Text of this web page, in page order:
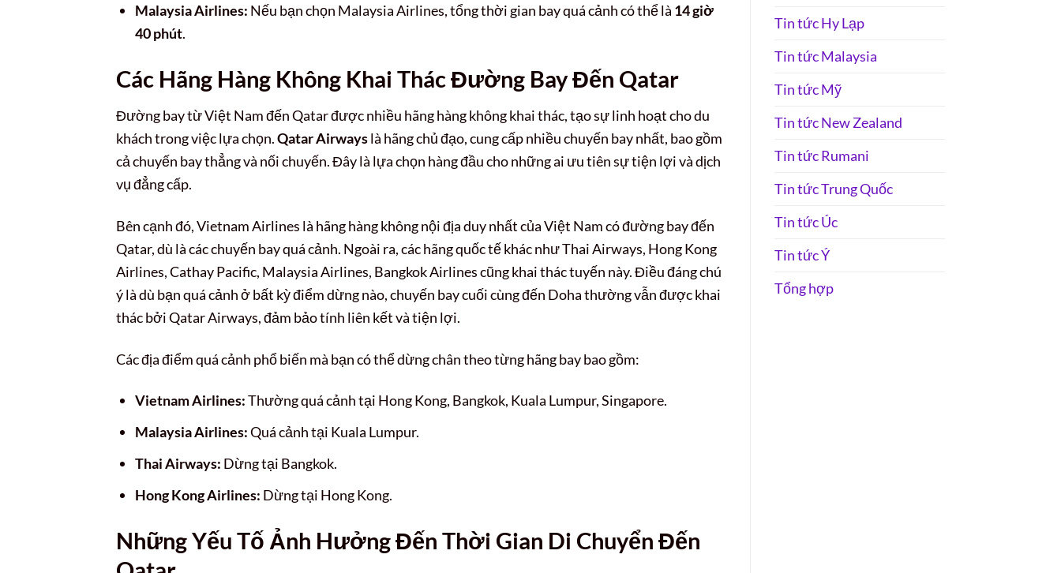
Malaysia Airlines: Nếu bạn chọn Malaysia Airlines, tổng thời gian bay quá cảnh có thể là 14 giờ
40 phút.
Các Hãng Hàng Không Khai Thác Đường Bay Đến Qatar
Đường bay từ Việt Nam đến Qatar được nhiều hãng hàng không khai thác, tạo sự linh hoạt cho du
khách trong việc lựa chọn.Qatar Airwayslà hãng chủ đạo, cung cấp nhiều chuyến bay nhất, bao gồm
cả chuyến bay thẳng và nối chuyến. Đây là lựa chọn hàng đầu cho những ai ưu tiên sự tiện lợi và dịch
vụ đẳng cấp.
Bên cạnh đó, Vietnam Airlines là hãng hàng không nội địa duy nhất của Việt Nam có đường bay đến
Qatar, dù là các chuyến bay quá cảnh. Ngoài ra, các hãng quốc tế khác như Thai Airways, Hong Kong
Airlines, Cathay Pacific, Malaysia Airlines, Bangkok Airlines cũng khai thác tuyến này. Điều đáng chú
ý là dù bạn quá cảnh ở bất kỳ điểm dừng nào, chuyến bay cuối cùng đến Doha thường vẫn được khai
thác bởi Qatar Airways, đảm bảo tính liên kết và tiện lợi.
Các địa điểm quá cảnh phổ biến mà bạn có thể dừng chân theo từng hãng bay bao gồm:
Vietnam Airlines:Thường quá cảnh tại Hong Kong, Bangkok, Kuala Lumpur, Singapore.
Malaysia Airlines:Quá cảnh tại Kuala Lumpur.
Thai Airways: Dừng tại Bangkok.
Hong Kong Airlines: Dừng tại Hong Kong.
Những Yếu Tố Ảnh Hưởng Đến Thời Gian Di Chuyển Đến
Tin tức Hy Lạp
Tin tức Malaysia
Tin tức Mỹ
Tin tức New Zealand
Tin tức Rumani
Tin tức Trung Quốc
Tin tức Úc
Tin tức Ý
Tổng hợp